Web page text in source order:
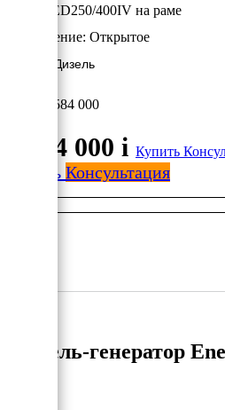
Energo ED250/400IV на раме
Исполнение: Открытое
200 кВт/Дизель
2 584 000
2 584 000 i Купить
Купить Консультация
Дизель-генератор